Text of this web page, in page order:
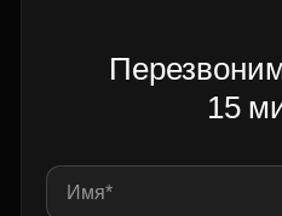
15